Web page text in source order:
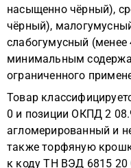
насыщенно чёрный),
чёрный),
слабогумусный
минимальным
ограниченного
Товар
0 и позиции ОКПД 2
агломерированный и
также торфяную
к коду ТН ВЭД 6815